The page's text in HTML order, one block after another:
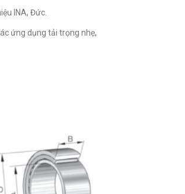
INA, Đức.
ứng dụng tải trọng nhẹ,